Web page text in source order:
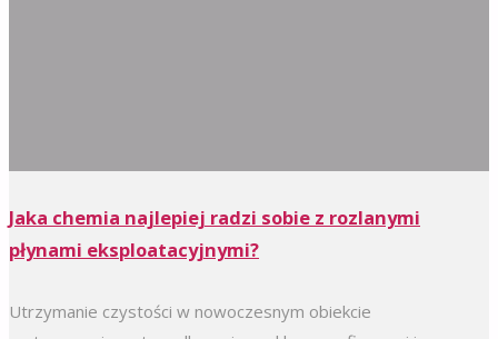
Jaka chemia najlepiej radzi sobie z rozlanymi
płynami eksploatacyjnymi?
Utrzymanie czystości w nowoczesnym obiekcie